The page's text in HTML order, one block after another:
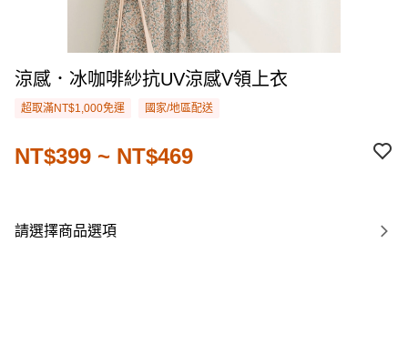
涼感．冰咖啡紗抗UV涼感V領上衣
超取滿NT$1,000免運 國家/地區配送
NT$399 ~ NT$469
請選擇商品選項